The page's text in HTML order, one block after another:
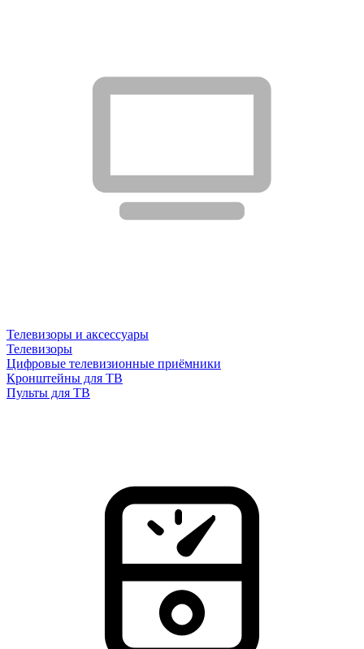
Телевизоры и аксессуары
Телевизоры
Цифровые телевизионные приёмники
Кронштейны для ТВ
Пульты для ТВ